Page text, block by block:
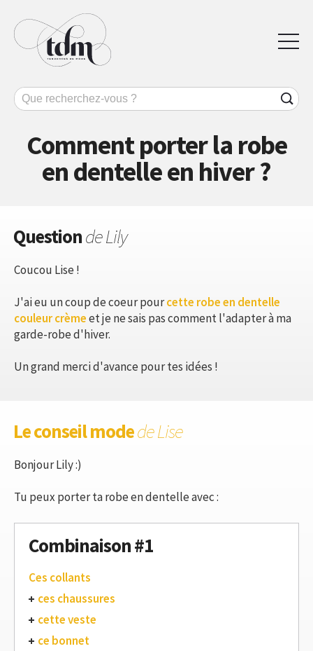
Comment porter la robe
en dentelle en hiver ?
Questionde Lily
Coucou Lise !
J'ai eu un coup de coeur pourcette robe en dentelle
couleur crèmeet je ne sais pas comment l'adapter à ma
garde-robe d'hiver.
Un grand merci d'avance pour tes idées !
Le conseil modede Lise
Bonjour Lily :)
Tu peux porter ta robe en dentelle avec :
Combinaison #1
Ces collants
ces chaussures
cette veste
ce bonnet